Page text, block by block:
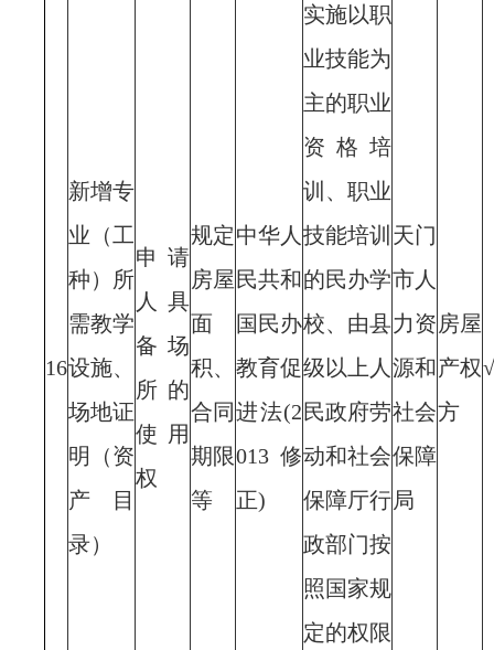
16
新增专
业（工
种）所
需教学
设施、
场地证
明（资
产目
录）
申请
人具
备场
所的
使用
权
规定
房屋
面
积、
合同
期限
等
中华人
民共和
国民办
教育促
进法(2
013修
正)
实施以职
业技能为
主的职业
资格培
训、职业
技能培训
的民办学
校、由县
级以上人
民政府劳
动和社会
保障厅行
政部门按
照国家规
定的权限
天门
市人
力资
源和
社会
保障
局
房屋
产权
方
√